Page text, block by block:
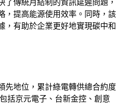
了傳統月結制的資訊延遲問題，
，提高能源使用效率。同時，該
，有助於企業更好地實現碳中和
先地位，累計綠電轉供總合約度
括京元電子、台新金控、創意